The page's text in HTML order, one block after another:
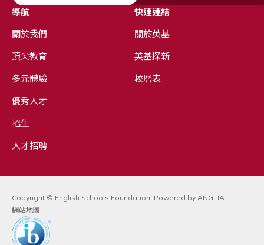
導航
關於我們
頂尖教育
多元體驗
優秀人才
招生
人才招聘
快速連結
關於英基
英基探新
校曆表
Copyright © English Schools Foundation. Powered by ANGLIA.
網站地圖